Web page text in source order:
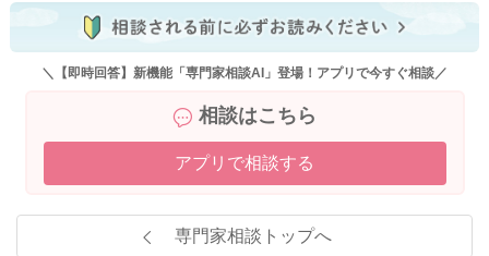
＼【即時回答】新機能「専門家相談AI」登場！アプリで今すぐ相談／
相談はこちら
アプリで相談する
専門家相談トップへ